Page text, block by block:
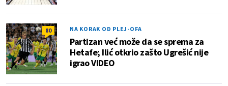
80 NA KORAK OD PLEJ-OFA
Partizan već može da se sprema za
Hetafe; Ilić otkrio zašto Ugrešić nije
igrao VIDEO